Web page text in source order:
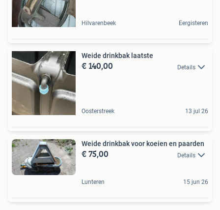
Hilvarenbeek Eergisteren
Weide drinkbak laatste
€ 140,00 Details
Oosterstreek 13 jul 26
Weide drinkbak voor koeien en paarden
€ 75,00 Details
Lunteren 15 jun 26